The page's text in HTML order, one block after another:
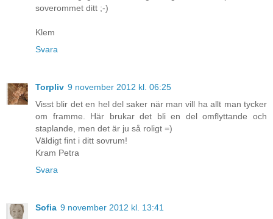
soverommet ditt ;-)
Klem
Svara
Torpliv 9 november 2012 kl. 06:25
Visst blir det en hel del saker när man vill ha allt man tycker
om framme. Här brukar det bli en del omflyttande och
staplande, men det är ju så roligt =)
Väldigt fint i ditt sovrum!
Kram Petra
Svara
Sofia 9 november 2012 kl. 13:41